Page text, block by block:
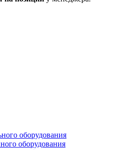
оборудования
оборудования